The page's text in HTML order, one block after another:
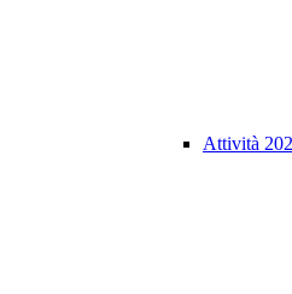
Attività